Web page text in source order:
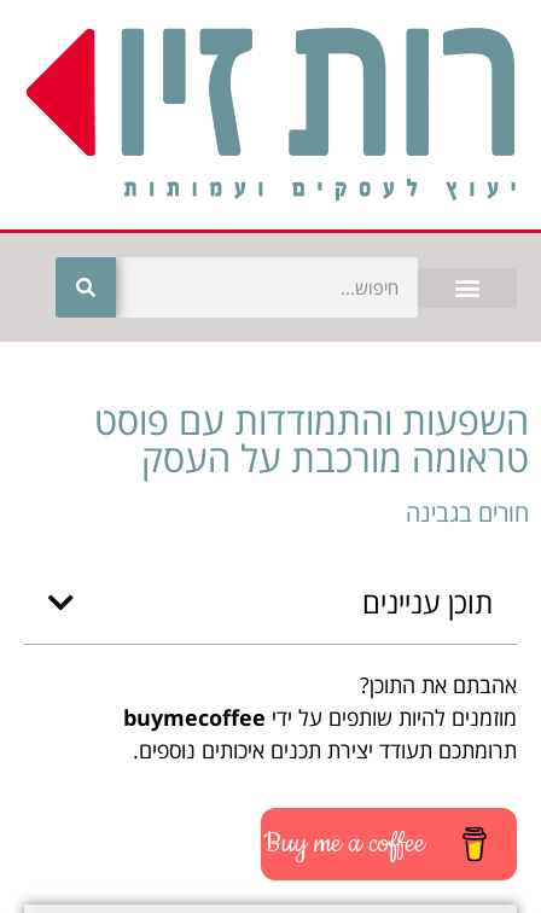
השפעות והתמודדות עם פוסט
טראומה מורכבת על העסק
חורים בגבינה
תוכן עניינים
אהבתם את התוכן?
מוזמנים להיות שותפים על ידי buymecoffee
תרומתכם תעודד יצירת תכנים איכותים נוספים.
Buy me a coffee